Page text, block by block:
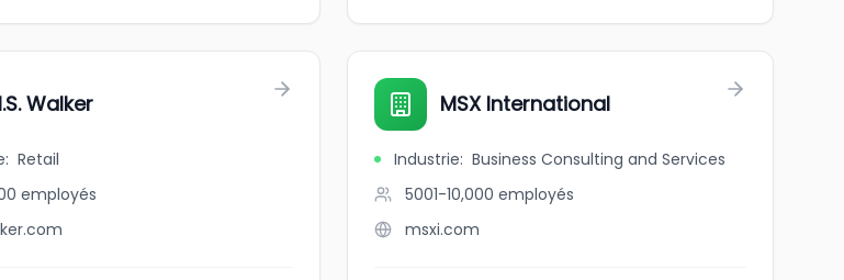
Walker
: Retail
employés
MSX International
Industrie: Business Consulting and Services
5001-10,000 employés
msxi.com